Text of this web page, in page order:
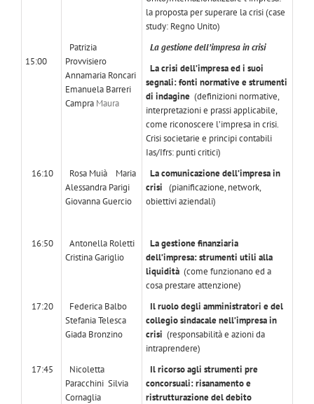
la proposta per superare la crisi (case
study: Regno Unito)
15:00
Patrizia
Provvisiero
Annamaria Roncari
Emanuela Barreri
Campra Maura
La gestione dell’impresa in crisi
La crisi dell’impresa ed i suoi
segnali: fonti normative e strumenti
di indagine (definizioni normative,
interpretazioni e prassi applicabile,
come riconoscere l’impresa in crisi.
Crisi societarie e principi contabili
Ias/Ifrs: punti critici)
16:10
Rosa Muià
Maria
Alessandra Parigi
Giovanna Guercio
La comunicazione dell’impresa in
crisi (pianificazione, network,
obiettivi aziendali)
16:50
Antonella Roletti
Cristina Gariglio
La gestione finanziaria
dell’impresa: strumenti utili alla
liquidità (come funzionano ed a
cosa prestare attenzione)
17:20
Federica Balbo
Stefania Telesca
Giada Bronzino
Il ruolo degli amministratori e del
collegio sindacale nell’impresa in
crisi (responsabilità e azioni da
intraprendere)
17:45
Nicoletta
Paracchini Silvia
Cornaglia
Il ricorso agli strumenti pre
concorsuali: risanamento e
ristrutturazione del debito